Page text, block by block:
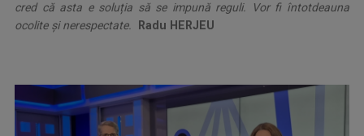
cred că asta e soluția să se impună reguli. Vor fi întotdeauna
ocolite și nerespectate.
Radu HERJEU